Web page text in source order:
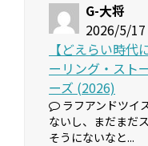
G-大将
2026/5/17
【どえらい時代
ーリング・スト
ーズ (2026)
ラフアンドツイ
ないし、まだまだ
そうにないなと...